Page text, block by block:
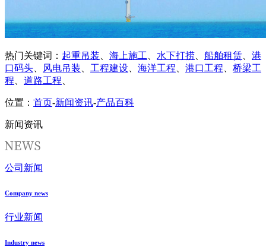
热门关键词： 起重吊装、 海上施工、 水下打捞、 船舶租赁、 港
口码头、 风电吊装、 工程建设、 海洋工程、 港口工程、 桥梁工
程、 道路工程、
位置： 首页-新闻资讯-产品百科
新闻资讯
公司新闻
Company news
行业新闻
Industry news